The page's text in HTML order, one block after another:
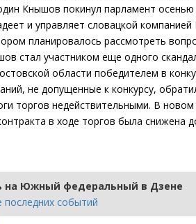
Кнышов покинул парламент
и управляет словацкой
планировалось рассмотреть
стал участником еще одного
области победителем в
не допущенные к конкурсу,
торгов недействительными. В
в ходе торгов была снижена
на Южный федеральный в Дзене
событий